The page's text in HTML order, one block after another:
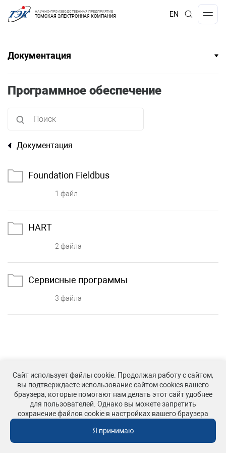
НАУЧНО-ПРОИЗВОДСТВЕННАЯ ПРЕДПРИЯТИЕ
ТОМСКАЯ ЭЛЕКТРОННАЯ КОМПАНИЯ EN
Документация
Программное обеспечение
Документация
Foundation Fieldbus
1 файл
HART
2 файла
Сервисные программы
3 файла
© РэмТЭК, 2020 – 2026
Политика конфиденциальности
Сделано в России
Сайт использует файлы cookie. Продолжая работу с сайтом,
вы подтверждаете использование сайтом cookies вашего
браузера, которые помогают нам делать этот сайт удобнее
для пользователей. Однако вы можете запретить
сохранение файлов cookie в настройках вашего браузера
Я принимаю